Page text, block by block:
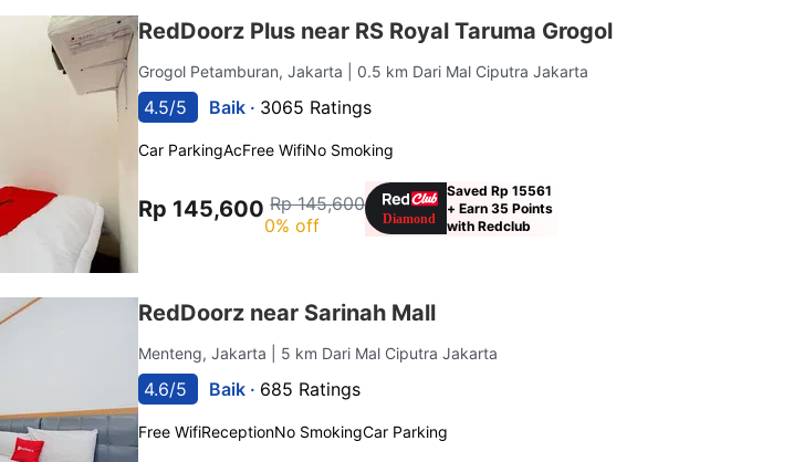
RedDoorz Plus near RS Royal Taruma Grogol
Grogol Petamburan, Jakarta | 0.5 km Dari Mal Ciputra Jakarta
4.5/5 Baik · 3065 Ratings
Car ParkingAcFree WifiNo Smoking
Rp 145,600 Rp 145,600
0% off
Saved Rp 15561
+ Earn 35 Points
with Redclub
RedDoorz near Sarinah Mall
Menteng, Jakarta | 5 km Dari Mal Ciputra Jakarta
4.6/5 Baik · 685 Ratings
Free WifiReceptionNo SmokingCar Parking